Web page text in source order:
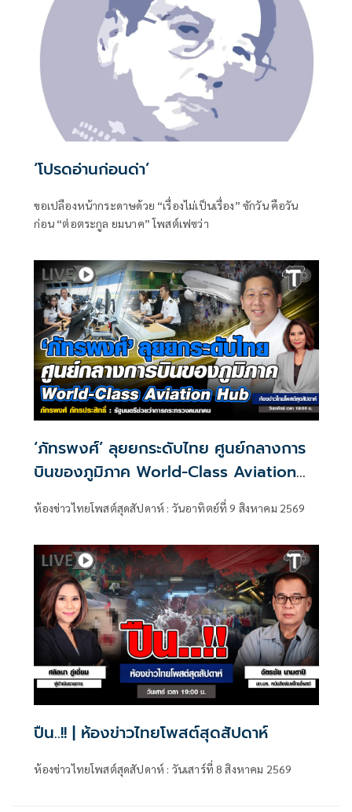
‘โปรดอ่านก่อนด่า’
ขอเปลืองหน้ากระดาษด้วย “เรื่องไม่เป็นเรื่อง” ซักวัน คือวัน
ก่อน “ต่อตระกูล ยมนาค” โพสต์เฟซว่า
‘ภัทรพงศ์’ ลุยยกระดับไทย ศูนย์กลางการ
บินของภูมิภาค World-Class Aviation
Hub | ห้องข่าวไทยโพสต์สุดสัปดาห์
ห้องข่าวไทยโพสต์สุดสัปดาห์ : วันอาทิตย์ที่ 9 สิงหาคม 2569
ปืน..!! | ห้องข่าวไทยโพสต์สุดสัปดาห์
ห้องข่าวไทยโพสต์สุดสัปดาห์ : วันเสาร์ที่ 8 สิงหาคม 2569